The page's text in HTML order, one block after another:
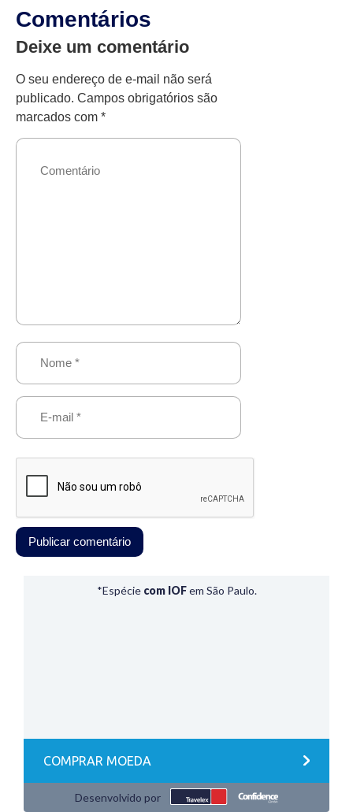
Comentários
Deixe um comentário
O seu endereço de e-mail não será
publicado. Campos obrigatórios são
marcados com *